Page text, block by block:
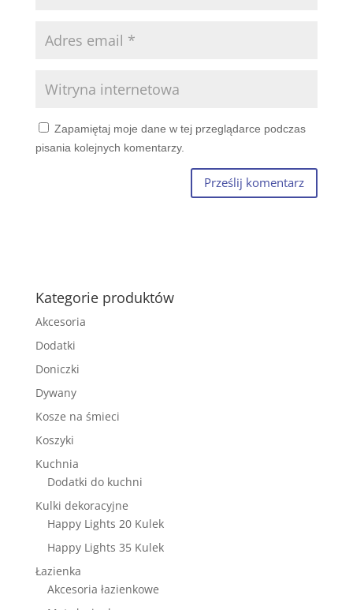
Zapamiętaj moje dane w tej przeglądarce podczas
pisania kolejnych komentarzy.
Kategorie produktów
Akcesoria
Dodatki
Doniczki
Dywany
Kosze na śmieci
Koszyki
Kuchnia
Dodatki do kuchni
Kulki dekoracyjne
Happy Lights 20 Kulek
Happy Lights 35 Kulek
Łazienka
Akcesoria łazienkowe